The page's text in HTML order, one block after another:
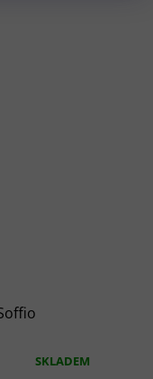
SKLADEM